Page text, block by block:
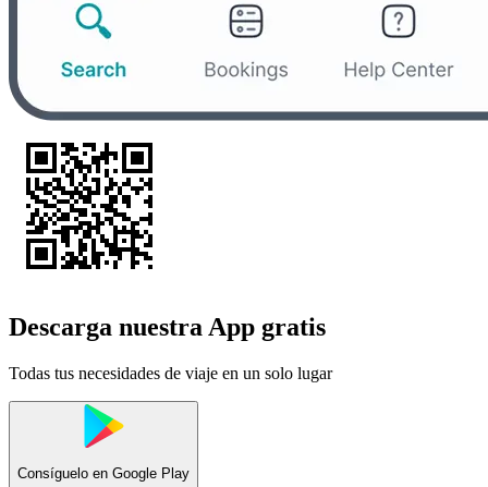
Descarga nuestra App gratis
Todas tus necesidades de viaje en un solo lugar
Consíguelo en Google Play